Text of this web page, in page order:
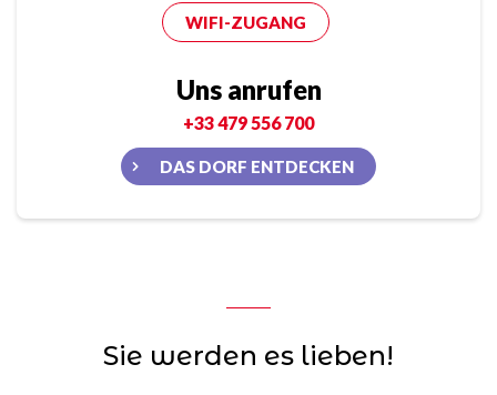
WIFI-ZUGANG
Uns anrufen
+33 479 556 700
DAS DORF ENTDECKEN
Sie werden es lieben!